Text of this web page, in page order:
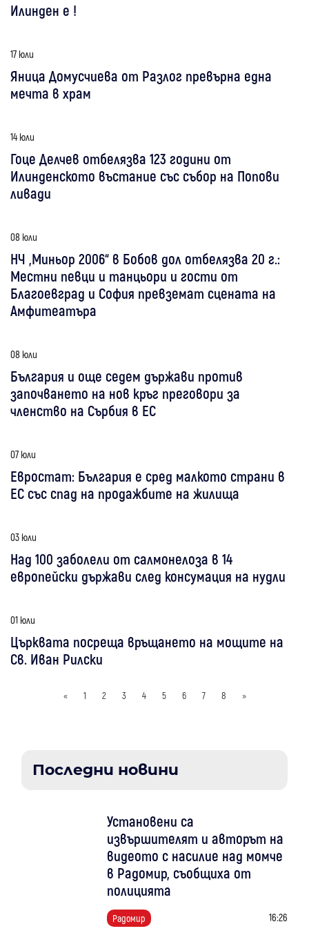
Илинден е !
17 юли
Яница Домусчиева от Разлог превърна една
мечта в храм
14 юли
Гоце Делчев отбелязва 123 години от
Илинденското въстание със събор на Попови
ливади
08 юли
НЧ „Миньор 2006“ в Бобов дол отбелязва 20 г.:
Местни певци и танцьори и гости от
Благоевград и София превземат сцената на
Амфитеатъра
08 юли
България и още седем държави против
започването на нов кръг преговори за
членство на Сърбия в ЕС
07 юли
Евростат: България е сред малкото страни в
ЕС със спад на продажбите на жилища
03 юли
Над 100 заболели от салмонелоза в 14
европейски държави след консумация на нудли
01 юли
Църквата посреща връщането на мощите на
Св. Иван Рилски
« 1 2 3 4 5 6 7 8 »
Последни новини
Установени са
извършителят и авторът на
видеото с насилие над момче
в Радомир, съобщиха от
полицията
Радомир 16:26